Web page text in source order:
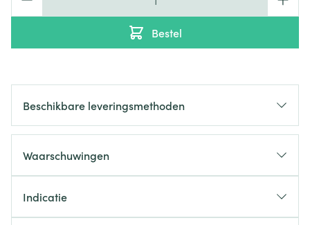
Bestel
Beschikbare leveringsmethoden
Waarschuwingen
Indicatie